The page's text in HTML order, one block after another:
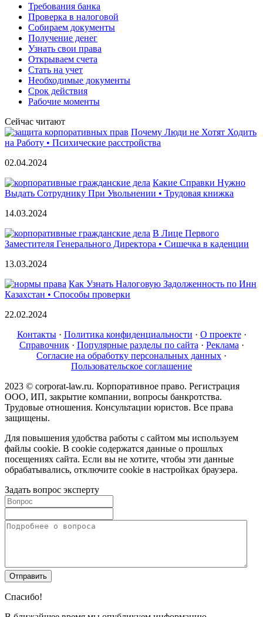
Требования банка
Проверка в налоговой
Собираем документы
Получение денег
Узнать свои права
Открываем счета
Стать на учет
Необходимые документы
Срок действия
Рабочие моменты
Сейчас читают
Почему Люди не Хотят Ходить
на Работу • Психические расстройства
02.04.2024
Какие Справки Нужно
Выдать Сотруднику При Увольнении • Трудовая книжка
14.03.2024
В Лице Первого
Заместителя Генерального Директора • Сишечка в каденции
13.03.2024
Как Узнать Налоговую Задолженность по Инн
Казахстан • Способы проверки
22.02.2024
Контакты· Политика конфиденциальности · О проекте·
Справочник· Популярные разделы по сайта · Реклама ·
Согласие на обработку персональных данных ·
Пользовательское соглашение
2023 © corporat-law.ru. Корпоративное право. Регистрация
ООО, ИП, закрытие компании, вопросы банкротства.
Трудовые отношения. Консультации юристов. Все права
защищены.
Для повышения удобства работы с сайтом мы используем
файлы cookie. В cookie содержатся данные о прошлых
посещениях сайта. Если вы не хотите, чтобы эти данные
обрабатывались, отключите cookie в настройках браузера.
Задать вопрос эксперту
Спасибо!